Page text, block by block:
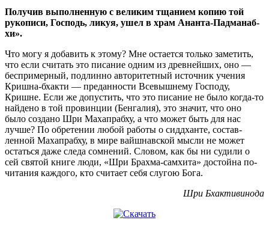
Получив выполненную с великим тщанием ко­пию той
рукописи, Господь, ликуя, ушел в храм Анан­та-Пад­ма­наб­
хи».
Что могу я добавить к этому? Мне остается толь­ко за­­метить,
что если считать это писание од­ним из древ­ней­ших, оно —
беспример­ный, подлин­но авторитетный источник уче­ния
Кришна-бхак­­ти — пре­данности Все­выш­­нему Гос­поду,
Кришне. Ес­ли же допустить, что это писание не было когда-то
най­дено в той провинции (Бен­­галия), это зна­­чит, что оно
было создано Шри Ма­ха­­праб­ху, а что может быть для нас
лучше? По обре­те­нии любой ра­­боты о сиддханте, состав­
ленной Маха­прабху, в мире вайшнавской мыс­ли не может
остаться да­же следа со­мнений. Сло­­вом, как бы ни судили о
сей свя­той книге люди, «Шри Брах­ма-самхитa» дос­тойна по­
читания каж­дого, кто считает себя слу­гою Бога.
Шри Бхактивинода